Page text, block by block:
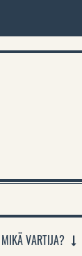
MIKÄ VARTIJA?